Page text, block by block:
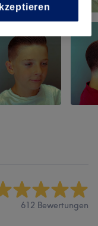
612 Bewertungen